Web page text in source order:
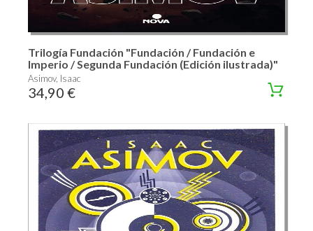
Trilogía Fundación "Fundación / Fundación e
Imperio / Segunda Fundación (Edición ilustrada)"
Asimov, Isaac
34,90 €